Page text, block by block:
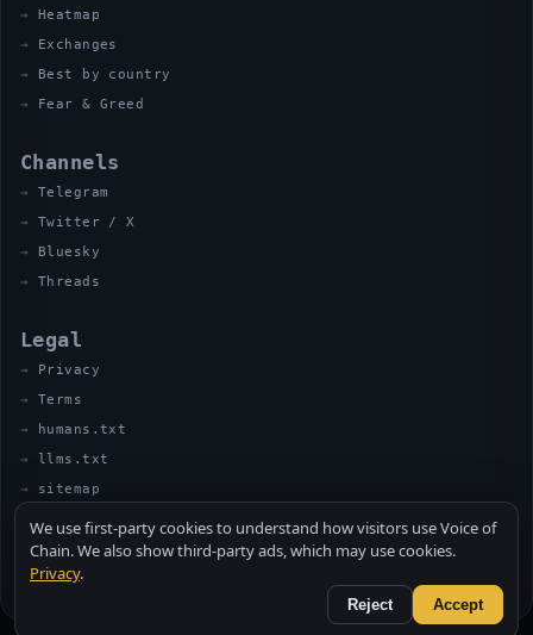
Heatmap
Exchanges
Best by country
Fear & Greed
Channels
Telegram
Twitter / X
Bluesky
Threads
Legal
Privacy
Terms
humans.txt
llms.txt
sitemap
© 2026 VOICE OF CHAIN · NOT FINANCIAL ADVICE
We use first-party cookies to understand how visitors use Voice of
Chain. We also show third-party ads, which may use cookies.
Privacy.
Reject Accept